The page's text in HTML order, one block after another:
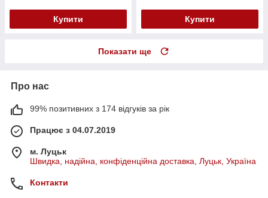
Купити Купити
Показати ще
Про нас
99% позитивних з 174 відгуків за рік
Працює з 04.07.2019
м. Луцьк
Швидка, надійна, конфіденційна доставка, Луцьк, Україна
Контакти